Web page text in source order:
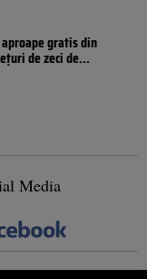
gratis din
de zeci de...
Media